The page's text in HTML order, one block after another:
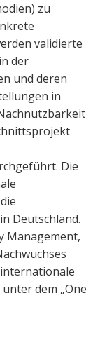
zu
validierte
der
und deren
in
Die
Deutschland.
Management,
dem „One